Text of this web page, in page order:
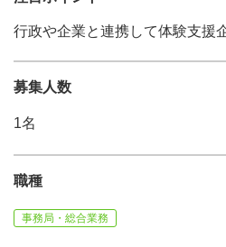
行政や企業と連携して体験支援
募集人数
1名
職種
事務局・総合業務